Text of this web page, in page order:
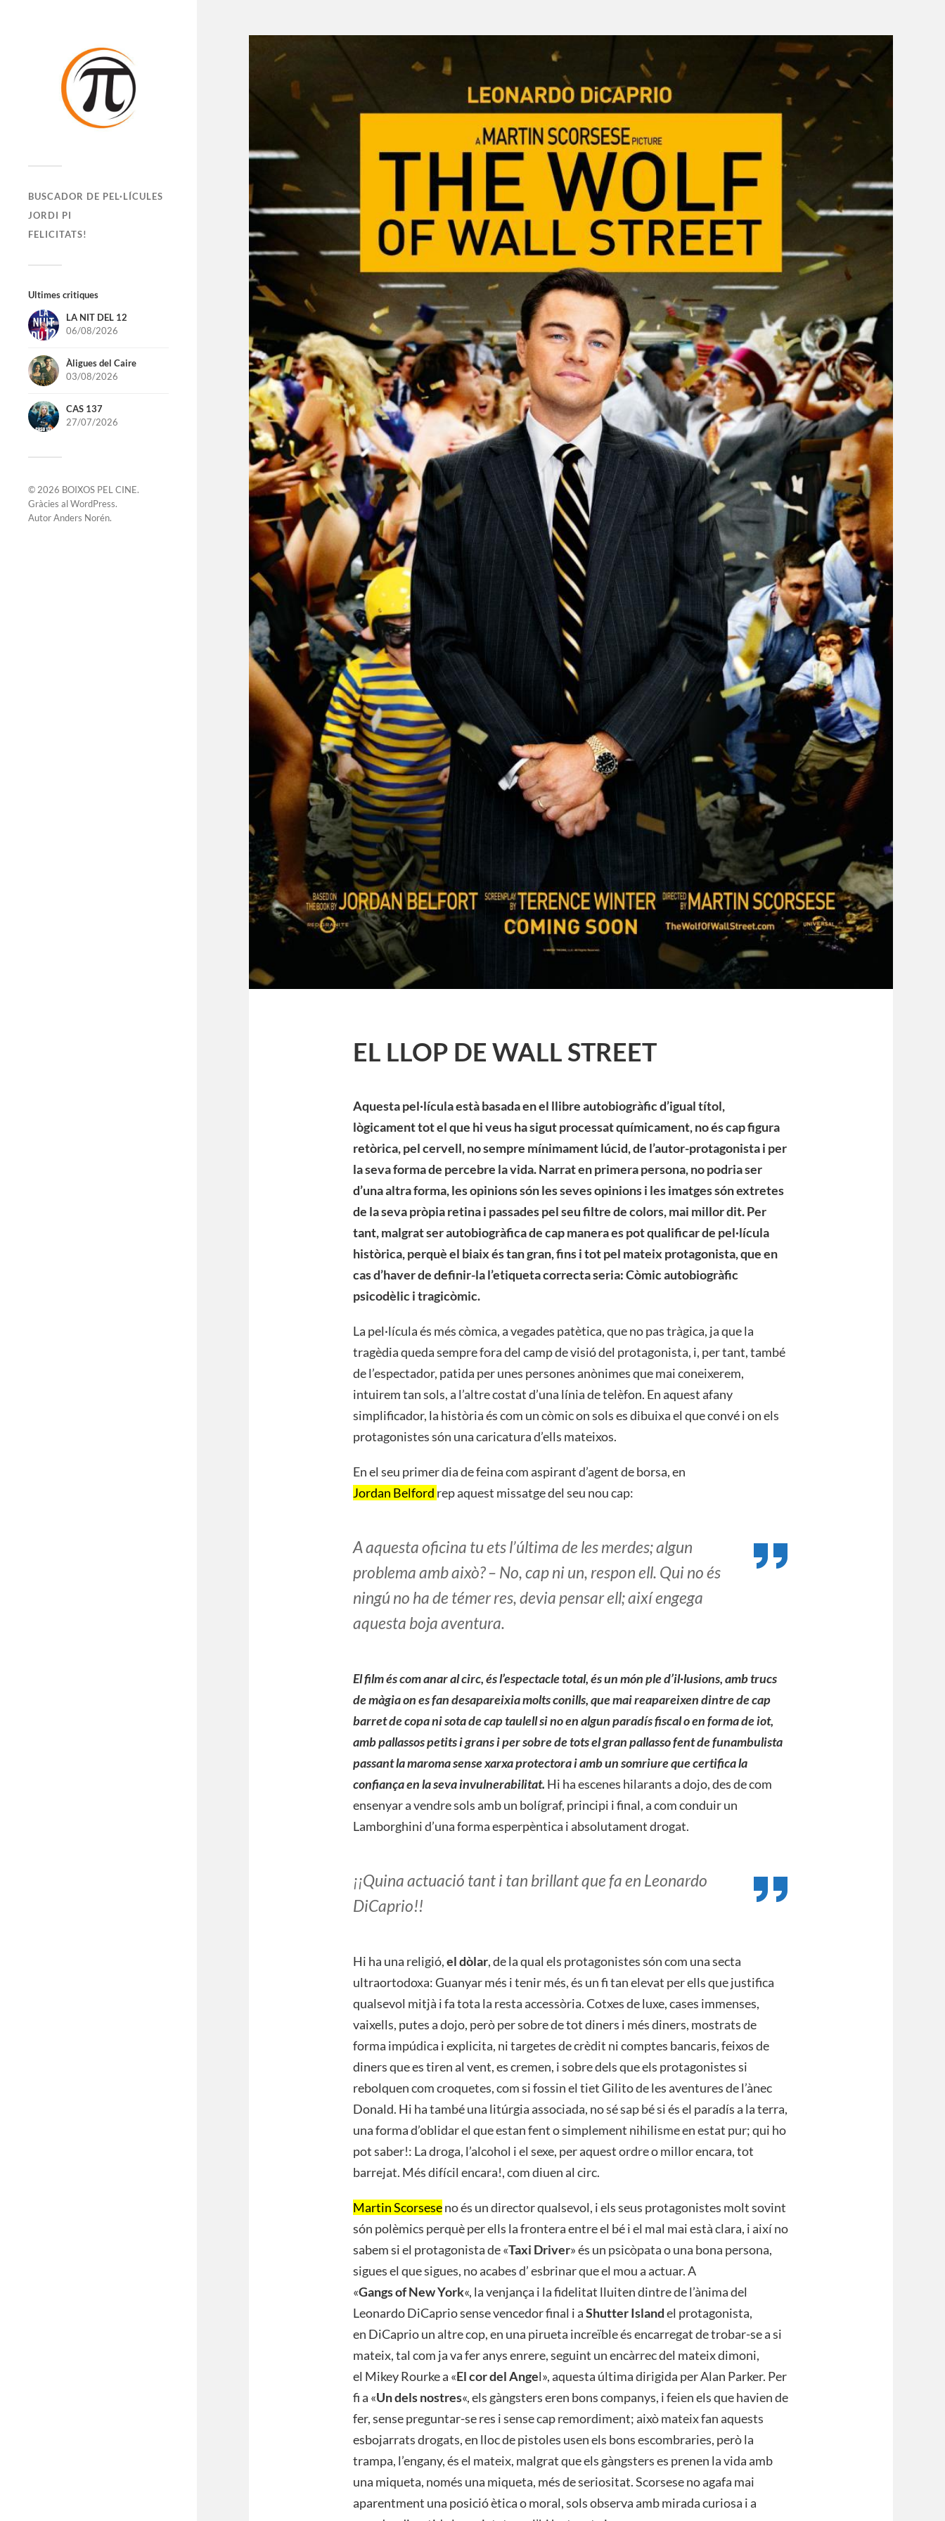
BUSCADOR DE PEL·LÍCULES
JORDI PI
FELICITATS!
Ultimes critiques
LA NIT DEL 12
06/08/2026
Àligues del Caire
03/08/2026
CAS 137
27/07/2026
© 2026 BOIXOS PEL CINE.
Gràcies alWordPress.
AutorAnders Norén.
EL LLOP DE WALL STREET
Aquesta pel·lícula està basada en el llibre autobiogràfic d’igual títol,
lògicament tot el que hi veus ha sigut processat químicament, no és cap figura
retòrica, pel cervell, no sempre mínimament lúcid, de l’autor-protagonista i per
la seva forma de percebre la vida. Narrat en primera persona, no podria ser
d’una altra forma, les opinions són les seves opinions i les imatges són extretes
de la seva pròpia retina i passades pel seu filtre de colors, mai millor dit. Per
tant, malgrat ser autobiogràfica de cap manera es pot qualificar de pel·lícula
històrica, perquè el biaix és tan gran, fins i tot pel mateix protagonista, que en
cas d’haver de definir-la l’etiqueta correcta seria: Còmic autobiogràfic
psicodèlic i tragicòmic.
La pel·lícula és més còmica, a vegades patètica, que no pas tràgica, ja que la
tragèdia queda sempre fora del camp de visió del protagonista, i, per tant, també
de l’espectador, patida per unes persones anònimes que mai coneixerem,
intuirem tan sols, a l’altre costat d’una línia de telèfon. En aquest afany
simplificador, la història és com un còmic on sols es dibuixa el que convé i on els
protagonistes són una caricatura d’ells mateixos.
En el seu primer dia de feina com aspirant d’agent de borsa, en
Jordan Belford rep aquest missatge del seu nou cap:
A aquesta oficina tu ets l’última de les merdes; algun
problema amb això? – No, cap ni un, respon ell. Qui no és
ningú no ha de témer res, devia pensar ell; així engega
aquesta boja aventura.
El film és com anar al circ, és l’espectacle total, és un món ple d’il·lusions, amb trucs
de màgia on es fan desapareixia molts conills, que mai reapareixen dintre de cap
barret de copa ni sota de cap taulell si no en algun paradís fiscal o en forma de iot,
amb pallassos petits i grans i per sobre de tots el gran pallasso fent de funambulista
passant la maroma sense xarxa protectora i amb un somriure que certifica la
confiança en la seva invulnerabilitat. Hi ha escenes hilarants a dojo, des de com
ensenyar a vendre sols amb un bolígraf, principi i final, a com conduir un
Lamborghini d’una forma esperpèntica i absolutament drogat.
¡¡Quina actuació tant i tan brillant que fa en Leonardo
DiCaprio!!
Hi ha una religió,el dòlar, de la qual els protagonistes són com una secta
ultraortodoxa: Guanyar més i tenir més, és un fi tan elevat per ells que justifica
qualsevol mitjà i fa tota la resta accessòria. Cotxes de luxe, cases immenses,
vaixells, putes a dojo, però per sobre de tot diners i més diners, mostrats de
forma impúdica i explicita, ni targetes de crèdit ni comptes bancaris, feixos de
diners que es tiren al vent, es cremen, i sobre dels que els protagonistes si
rebolquen com croquetes, com si fossin el tiet Gilito de les aventures de l’ànec
Donald. Hi ha també una litúrgia associada, no sé sap bé si és el paradís a la terra,
una forma d’oblidar el que estan fent o simplement nihilisme en estat pur; qui ho
pot saber!: La droga, l’alcohol i el sexe, per aquest ordre o millor encara, tot
barrejat. Més difícil encara!, com diuen al circ.
Martin Scorseseno és un director qualsevol, i els seus protagonistes molt sovint
són polèmics perquè per ells la frontera entre el bé i el mal mai està clara, i així no
sabem si el protagonista de «Taxi Driver» és un psicòpata o una bona persona,
sigues el que sigues, no acabes d’ esbrinar que el mou a actuar. A
«Gangs of New York«, la venjança i la fidelitat lluiten dintre de l’ànima del
Leonardo DiCaprio sense vencedor final i aShutter Islandel protagonista,
en DiCaprio un altre cop, en una pirueta increïble és encarregat de trobar-se a si
mateix, tal com ja va fer anys enrere, seguint un encàrrec del mateix dimoni,
el Mikey Rourke a «El cor del Angel», aquesta última dirigida per Alan Parker. Per
fi a «Un dels nostres«, els gàngsters eren bons companys, i feien els que havien de
fer, sense preguntar-se res i sense cap remordiment; això mateix fan aquests
esbojarrats drogats, en lloc de pistoles usen els bons escombraries, però la
trampa, l’engany, és el mateix, malgrat que els gàngsters es prenen la vida amb
una miqueta, només una miqueta, més de seriositat. Scorsese no agafa mai
aparentment una posició ètica o moral, sols observa amb mirada curiosa i a